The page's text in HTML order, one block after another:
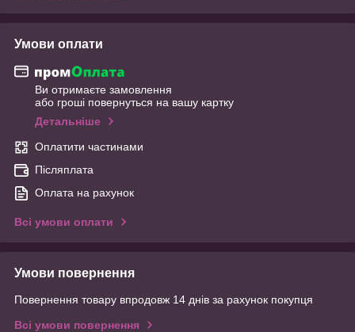
Умови оплати
Ви отримаєте замовлення
або гроші повернуться на вашу картку
Детальніше
Оплатити частинами
Післяплата
Оплата на рахунок
Всі умови оплати
Умови повернення
Повернення товару впродовж 14 днів за рахунок покупця
Всі умови повернення